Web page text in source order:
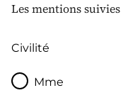
Les mentions
Civilité
Mme